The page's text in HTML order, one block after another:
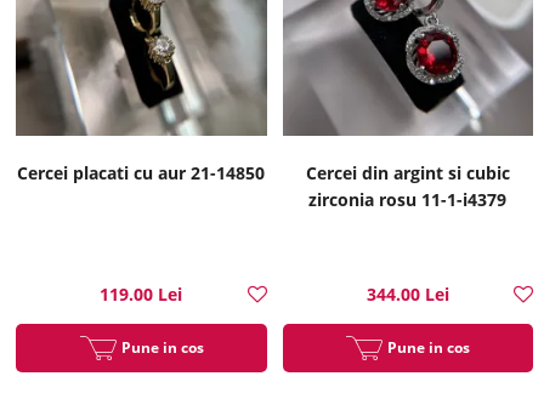
Cercei placati cu aur 21-14850
119.00 Lei
Pune in cos
Cercei din argint si cubic
zirconia rosu 11-1-i4379
344.00 Lei
Pune in cos